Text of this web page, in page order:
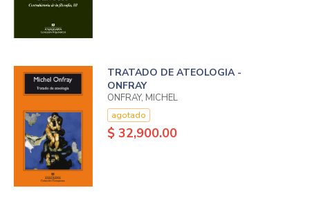
TRATADO DE ATEOLOGIA -
ONFRAY
ONFRAY, MICHEL
agotado
$ 32,900.00